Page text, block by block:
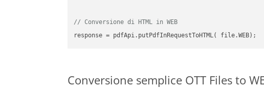
// Conversione di HTML in WEB
Conversione semplice OTT Files to